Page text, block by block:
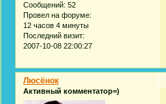
Сообщений: 52
Провел на форуме:
12 часов 4 минуты
Последний визит:
2007-10-08 22:00:27
Люсёнок
Активный комментатор=)